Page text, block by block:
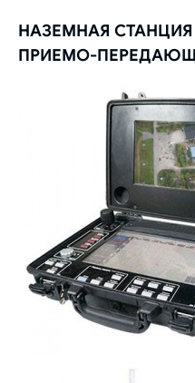
НАЗЕМНАЯ
ПРИЕМО-